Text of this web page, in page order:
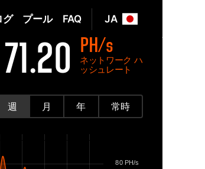
JA
グ プール FAQ
71.20 PH/s
ネットワーク ハ
ッシュレート
週 月 年 常時
80 PH/s